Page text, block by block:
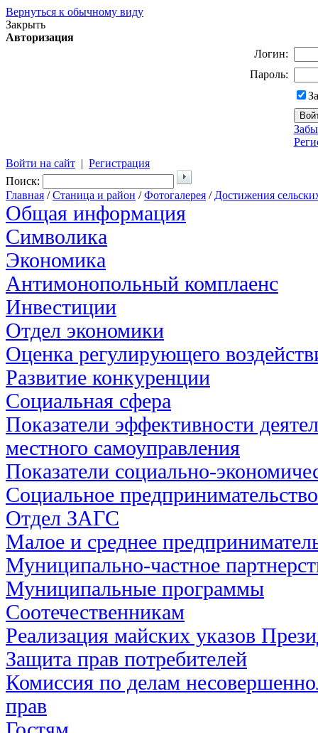
Вернуться к обычному виду
Закрыть
Авторизация
Логин:
Пароль:
Войти на сайт | Регистрация
Поиск:
Главная /Станица и район /Фотогалерея / Достижения
Общая информация
Символика
Экономика
Антимонопольный комплаенс
Инвестиции
Отдел экономики
Оценка регулирующего
Развитие конкуренции
Социальная сфера
Показатели эффективности
местного самоуправления
Показатели социально-
Социальное предпринимательство
Отдел ЗАГС
Малое и среднее
Муниципально-частное
Муниципальные программы
Соотечественникам
Реализация майских указов
Защита прав потребителей
Комиссия по делам
прав